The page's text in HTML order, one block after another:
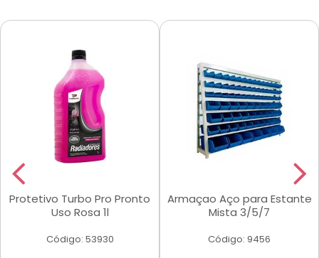
Protetivo Turbo Pro Pronto
Uso Rosa 1l
Código: 53930
Armaçao Aço para Estante
Mista 3/5/7
Código: 9456